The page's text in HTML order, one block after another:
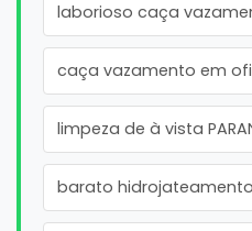
laborioso caça
caça vazamento em
limpeza de à vista
barato hidrojateamento